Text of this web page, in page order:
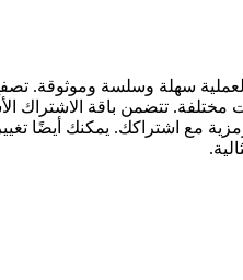
سهلة وسلسة وموثوقة.
تتضمن باقة الاشتراك
مع اشتراكك. يمكنك أيضًا